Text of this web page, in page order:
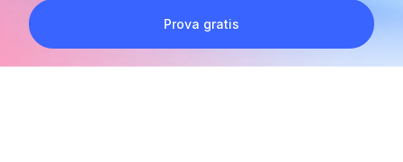
Prova gratis